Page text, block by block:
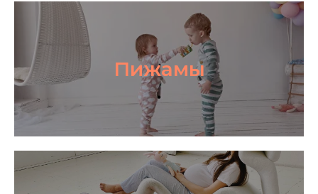
Пижамы